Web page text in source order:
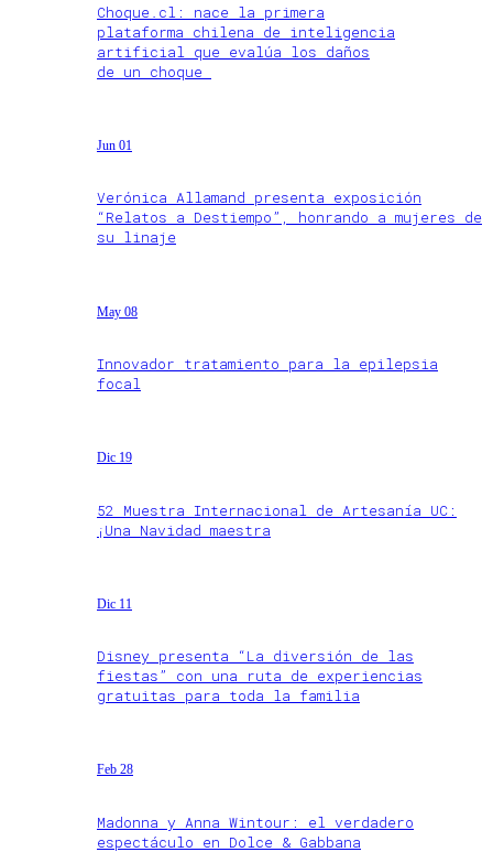
Choque.cl: nace la primera
plataforma chilena de inteligencia
artificial que evalúa los daños
de un choque
Jun 01
Verónica Allamand presenta exposición
“Relatos a Destiempo”, honrando a mujeres de
su linaje
May 08
Innovador tratamiento para la epilepsia
focal
Dic 19
52 Muestra Internacional de Artesanía UC:
¡Una Navidad maestra
Dic 11
Disney presenta “La diversión de las
fiestas” con una ruta de experiencias
gratuitas para toda la familia
Feb 28
Madonna y Anna Wintour: el verdadero
espectáculo en Dolce & Gabbana